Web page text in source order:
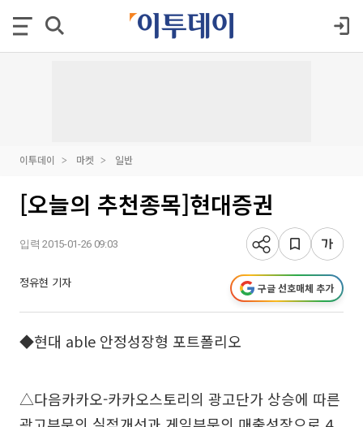
이투데이 마켓 일반
[오늘의 추천종목]현대증권
입력 2015-01-26 09:03
정유현 기자 구글 선호매체 추가
◆현대 able 안정성장형 포트폴리오
△다음카카오-카카오스토리의 광고단가 상승에 따른